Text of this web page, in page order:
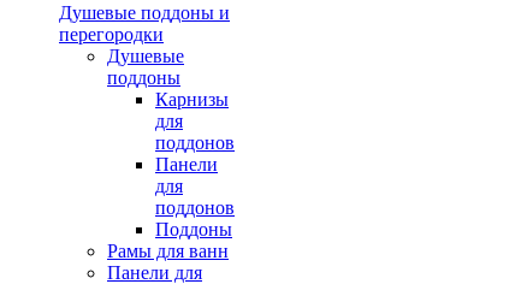
Душевые поддоны и
перегородки
Душевые
поддоны
Карнизы
для
поддонов
Панели
для
поддонов
Поддоны
Рамы для ванн
Панели для